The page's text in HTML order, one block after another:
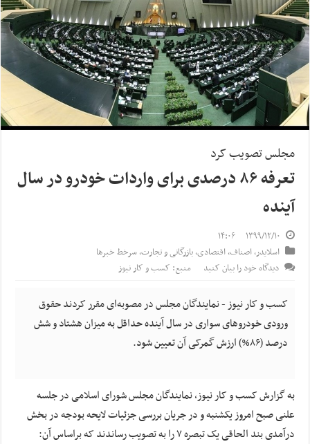
مجلس تصویب کرد
تعرفه ٨۶ درصدی برای واردات خودرو در سال
آینده
۱۳۹۹/۱۲/۱۰
۱۴:۰۶
اسلایدر,اصناف,اقتصادی,بازرگانی و تجارت,سرخط خبرها
دیدگاه خود را بیان کنید
منبع: کسب و کار نیوز
کسب و کار نیوز - نمایندگان مجلس در مصوبه‌ای مقرر کردند حقوق
ورودی خودروهای سواری در سال آینده حداقل به میزان هشتاد و شش
درصد (۸۶%) ارزش گمرکی آن تعیین شود.
به گزارش کسب و کار نیوز، نمایندگان مجلس شورای اسلامی در جلسه
علنی صبح امروز یکشنبه و در جریان بررسی جزئیات لایحه بودجه در بخش
درآمدی بند الحاقی یک تبصره ٧ را به تصویب رساندند که براساس آن: